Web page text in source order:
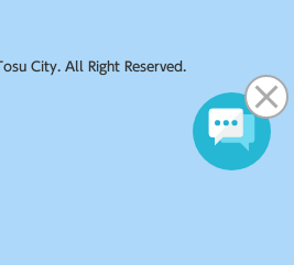
City. All Right Reserved.